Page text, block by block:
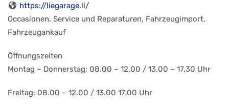
https://liegarage.li/
Occasionen, Service und Reparaturen, Fahrzeugimport,
Fahrzeugankauf
Öffnungszeiten
Montag – Donnerstag: 08.00 – 12.00 / 13.00 – 17.30 Uhr
Freitag: 08.00 – 12.00 / 13.00 17.00 Uhr